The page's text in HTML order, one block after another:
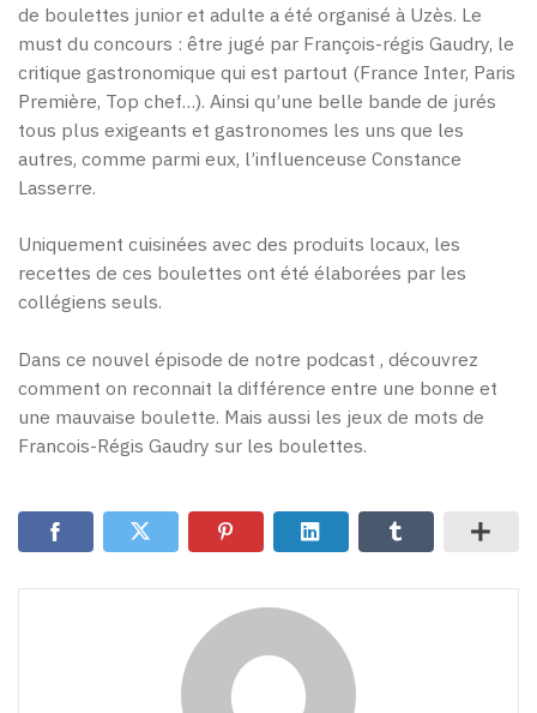
de boulettes junior et adulte a été organisé à Uzès. Le
must du concours : être jugé par François-régis Gaudry, le
critique gastronomique qui est partout (France Inter, Paris
Première, Top chef…). Ainsi qu’une belle bande de jurés
tous plus exigeants et gastronomes les uns que les
autres, comme parmi eux, l’influenceuse Constance
Lasserre.
Uniquement cuisinées avec des produits locaux, les
recettes de ces boulettes ont été élaborées par les
collégiens seuls.
Dans ce nouvel épisode de notre podcast , découvrez
comment on reconnait la différence entre une bonne et
une mauvaise boulette. Mais aussi les jeux de mots de
Francois-Régis Gaudry sur les boulettes.